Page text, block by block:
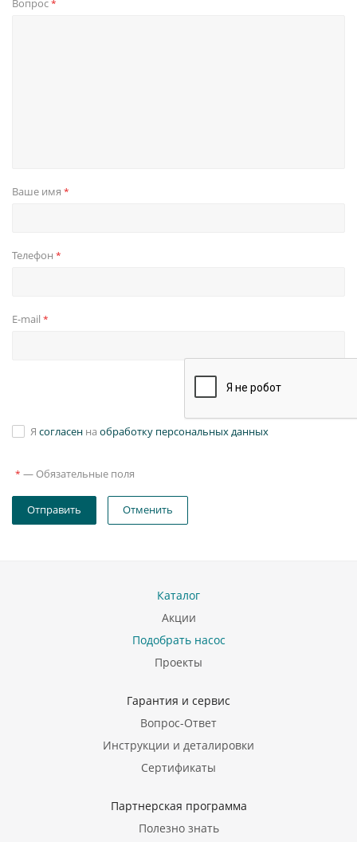
Вопрос*
Ваше имя *
Телефон *
E-mail *
Я согласен на обработку персональных данных
* — Обязательные поля
Отправить Отменить
Каталог
Акции
Подобрать насос
Проекты
Гарантия и сервис
Вопрос-Ответ
Инструкции и деталировки
Сертификаты
Партнерская программа
Полезно знать